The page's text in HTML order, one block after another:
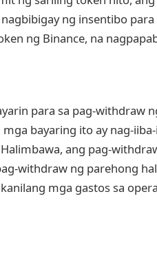
ng insentibo
ng Binance, na
para sa pag-withdraw
bayaring ito ay nag-
ang pag-
withdraw ng parehong
mga gastos sa